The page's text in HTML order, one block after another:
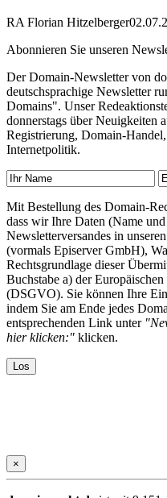
RA Florian Hitzelberger
Abonnieren Sie unseren
Der Domain-Newsletter von
deutschsprachige Newsletter
Domains". Unser
donnerstags über Neuigkeiten
Registrierung, Domain-
Internetpolitik.
Mit Bestellung des Domain-
dass wir Ihre Daten (Name
Newsletterversandes in
(vormals Episerver GmbH),
Rechtsgrundlage dieser
Buchstabe a) der
(DSGVO). Sie können Ihre
indem Sie am Ende jedes
entsprechenden Link unter
hier klicken:" klicken.
×